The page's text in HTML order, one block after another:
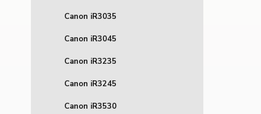
Canon iR3035
Canon iR3045
Canon iR3235
Canon iR3245
Canon iR3530